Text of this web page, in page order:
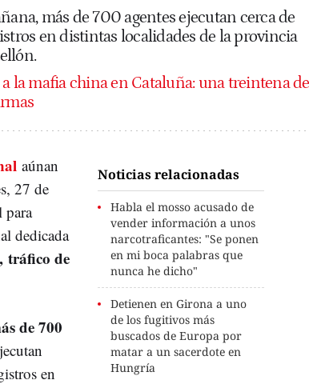
más de 700 agentes ejecutan cerca de
en distintas localidades de la provincia
la mafia china en Cataluña: una treintena de
Noticias relacionadas
Habla el mosso acusado de
vender información a unos
narcotraficantes: "Se ponen
en mi boca palabras que
nunca he dicho"
Detienen en Girona a uno
de los fugitivos más
buscados de Europa por
matar a un sacerdote en
Hungría
aúnan
27 de
para
dedicada
tráfico de
de 700
en